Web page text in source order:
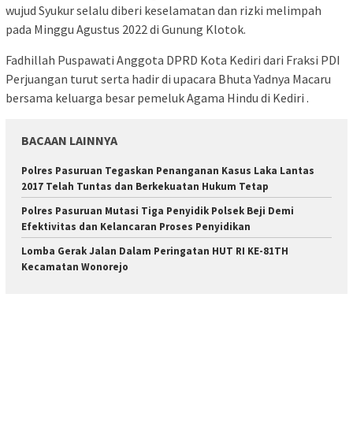
wujud Syukur selalu diberi keselamatan dan rizki melimpah
pada Minggu Agustus 2022 di Gunung Klotok.
Fadhillah Puspawati Anggota DPRD Kota Kediri dari Fraksi PDI
Perjuangan turut serta hadir di upacara Bhuta Yadnya Macaru
bersama keluarga besar pemeluk Agama Hindu di Kediri .
BACAAN LAINNYA
Polres Pasuruan Tegaskan Penanganan Kasus Laka Lantas
2017 Telah Tuntas dan Berkekuatan Hukum Tetap
Polres Pasuruan Mutasi Tiga Penyidik Polsek Beji Demi
Efektivitas dan Kelancaran Proses Penyidikan
Lomba Gerak Jalan Dalam Peringatan HUT RI KE-81TH
Kecamatan Wonorejo